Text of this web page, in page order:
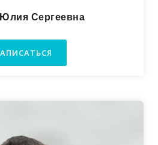
Сергеевна